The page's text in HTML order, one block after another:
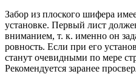
Забор из плоского шифера
установке. Первый лист
вниманием, т. к. именно он
ровность. Если при его
станут очевидными по мере
Рекомендуется заранее